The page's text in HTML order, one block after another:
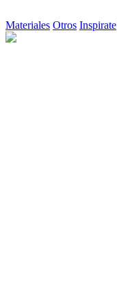
Materiales Otros Inspirate